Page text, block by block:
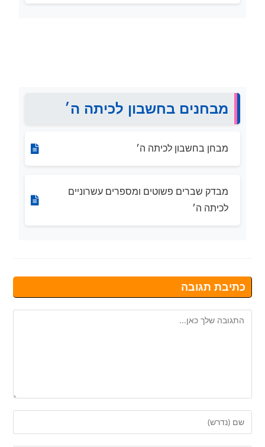
מבחנים בחשבון לכיתה ה׳
מבחן בחשבון לכיתה ה׳
מבדק שברים פשוטים ומספרים עשרוניים
לכיתה ה׳
כתיבת תגובה